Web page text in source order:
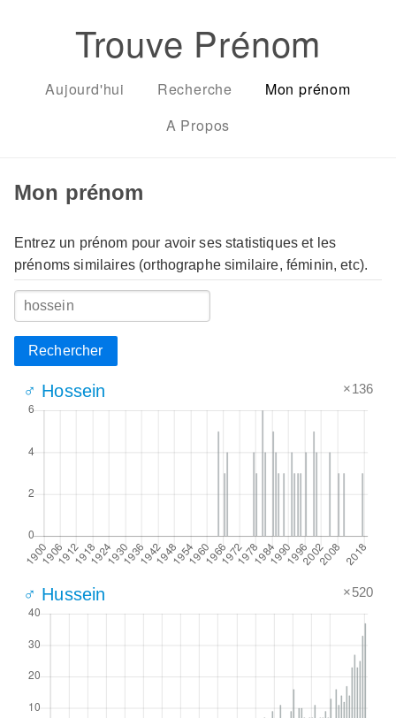
Trouve Prénom
Aujourd'hui Recherche
Mon prénom
A Propos
Mon prénom
Entrez un prénom pour avoir ses statistiques et les
prénoms similaires (orthographe similaire, féminin, etc).
Rechercher
♂ Hossein ×136
♂ Hussein ×520